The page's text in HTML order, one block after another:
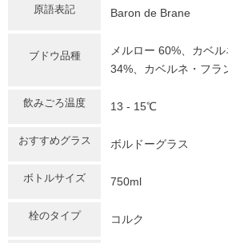
原語表記 Baron de Brane
ブドウ品種
メルロー 60%、カベ
34%、カベルネ・フラ
飲みごろ温度 13 - 15℃
おすすめグラス ボルドーグラス
ボトルサイズ 750ml
栓のタイプ コルク